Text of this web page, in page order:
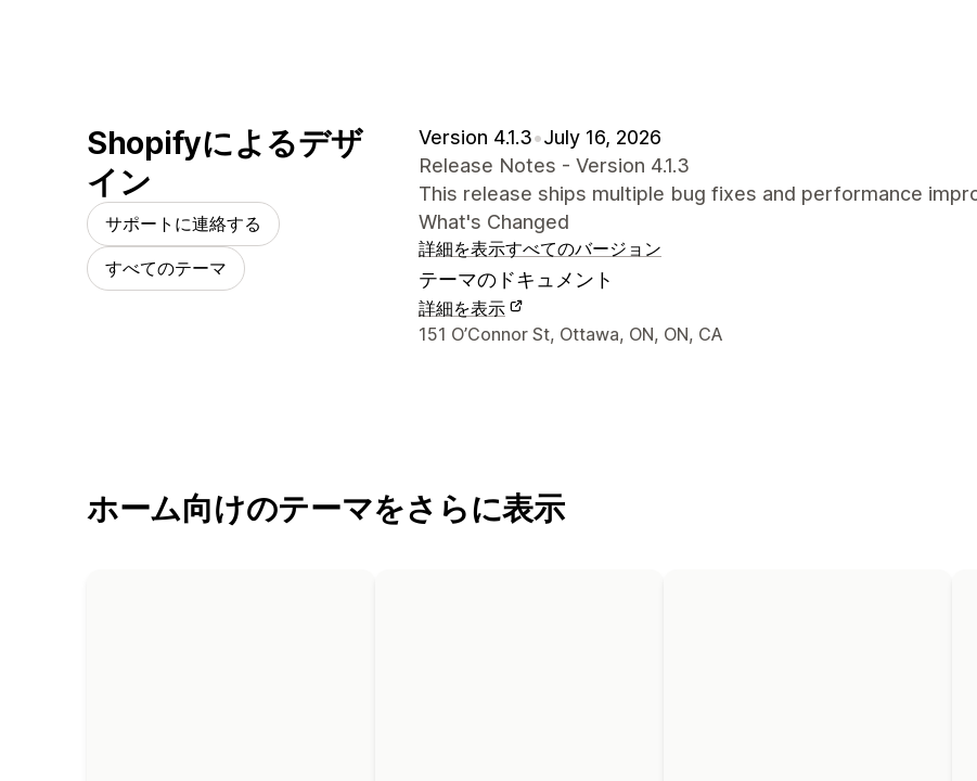
Shopifyによるデザ
イン
サポートに連絡する
すべてのテーマ
Version 4.1.3•July 16, 2026
Release Notes - Version 4.1.3
This release ships multiple bug fixes and performance
What's Changed
詳細を表示すべてのバージョン
テーマのドキュメント
詳細を表示
デザイナーの連絡先情報
151 O’Connor St, Ottawa, ON, ON, CA
ホーム向けのテーマをさらに表示